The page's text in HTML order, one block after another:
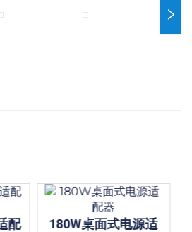
配
180W桌面式电源适